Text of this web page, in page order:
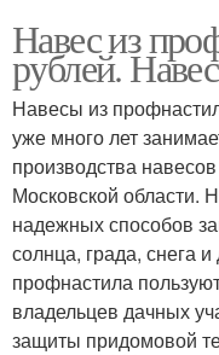
Навес из
рублей.
Навесы из
уже много лет
производства
Московской области.
надежных способов
солнца, града, снега
профнастила
владельцев дачных
защиты придомовой